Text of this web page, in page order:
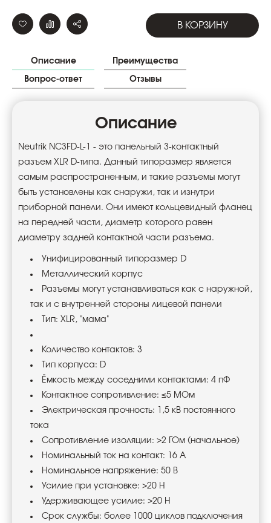
В КОРЗИНУ
Описание Преимущества
Вопрос-ответ Отзывы
Описание
Neutrik NC3FD-L-1 - это панельный 3-контактный
разъем XLR D-типа. Данный типоразмер является
самым распространенным, и такие разъемы могут
быть установлены как снаружи, так и изнутри
приборной панели. Они имеют кольцевидный фланец
на передней части, диаметр которого равен
диаметру задней контактной части разъема.
Унифицированный типоразмер D
Металлический корпус
Разъемы могут устанавливаться как с наружной,
так и с внутренней стороны лицевой панели
Тип: XLR, "мама"
Количество контактов: 3
Тип корпуса: D
Ёмкость между соседними контактами: 4 пФ
Контактное сопротивление: ≤5 МОм
Электрическая прочность: 1,5 кВ постоянного
тока
Сопротивление изоляции: >2 ГОм (начальное)
Номинальный ток на контакт: 16 А
Номинальное напряжение: 50 В
Усилие при установке: >20 Н
Удерживающее усилие: >20 Н
Срок службы: более 1000 циклов подключения